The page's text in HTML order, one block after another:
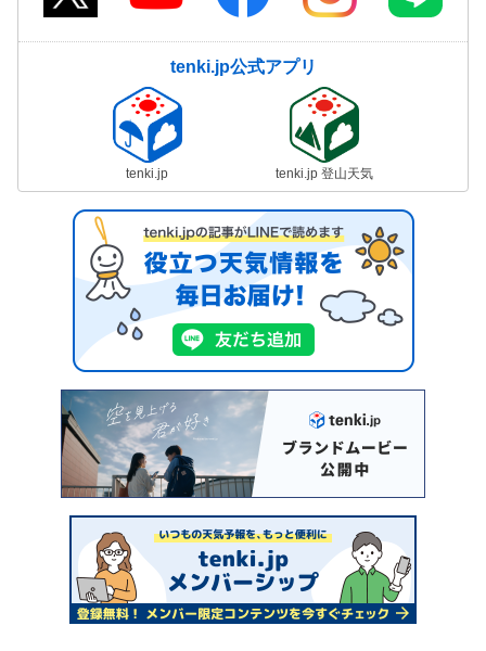
tenki.jp公式アプリ
tenki.jp tenki.jp 登山天気